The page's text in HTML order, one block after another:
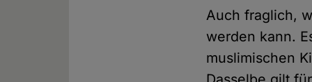
Auch fraglich,
werden kann.
muslimischen